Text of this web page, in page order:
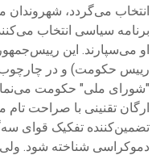
انتخاب می‌گردد، شهروندان
برنامه سیاسی انتخاب
او می‌سپارند. این
رییس حکومت) و در چارچوب
"شورای ملی" حکومت
ارگان تقنینی با صراحت تام
تضمین‌کننده تفکیک قوای
دموکراسی شناخته شود. ولی